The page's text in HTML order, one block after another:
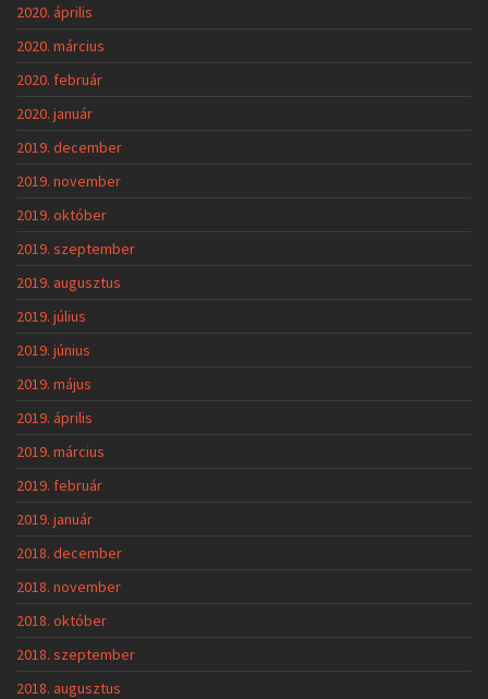
2020. április
2020. március
2020. február
2020. január
2019. december
2019. november
2019. október
2019. szeptember
2019. augusztus
2019. július
2019. június
2019. május
2019. április
2019. március
2019. február
2019. január
2018. december
2018. november
2018. október
2018. szeptember
2018. augusztus